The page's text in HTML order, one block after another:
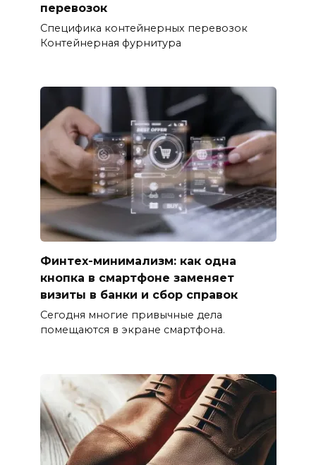
перевозок
Специфика контейнерных перевозок
Контейнерная фурнитура
Финтех-минимализм: как одна
кнопка в смартфоне заменяет
визиты в банки и сбор справок
Сегодня многие привычные дела
помещаются в экране смартфона.